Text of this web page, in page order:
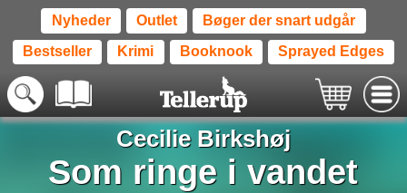
Nyheder Outlet Bøger der snart udgår
Bestseller Krimi Booknook Sprayed Edges
Cecilie Birkshøj
Som ringe i vandet